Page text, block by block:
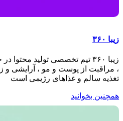
زیبا ۳۶۰
زیبا ۳۶۰ تیم تخصصی تولید
، مراقبت از پوست و مو ، آرایشی و
تغذیه سالم و غذاهای رژیمی است
همچنین بخوانید